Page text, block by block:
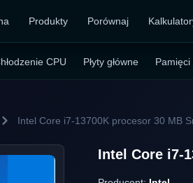
Produkty Porównaj
CPU Płyty główne Pamięci
Intel Core i7-13700K procesor 30 MB
Intel Core i7-